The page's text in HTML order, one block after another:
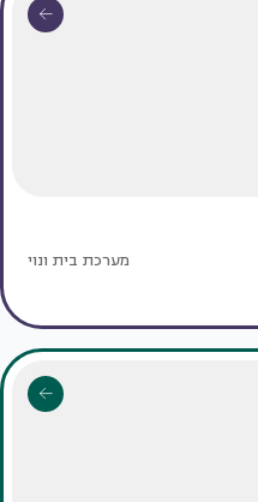
מערכת בית ונוי